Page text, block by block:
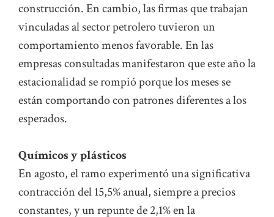
construcción. En cambio, las firmas que trabajan
vinculadas al sector petrolero tuvieron un
comportamiento menos favorable. En las
empresas consultadas manifestaron que este año la
estacionalidad se rompió porque los meses se
están comportando con patrones diferentes a los
esperados.
Químicos y plásticos
En agosto, el ramo experimentó una significativa
contracción del 15,5% anual, siempre a precios
constantes, y un repunte de 2,1% en la